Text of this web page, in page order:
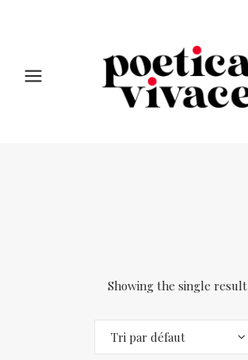
Showing the single result
Tri par défaut